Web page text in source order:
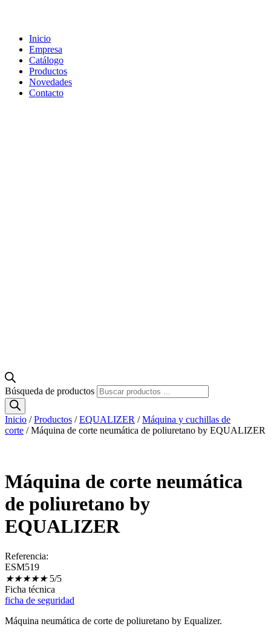
Inicio
Empresa
Catálogo
Productos
Novedades
Contacto
Búsqueda de productos
Inicio /Productos /EQUALIZER /Máquina y cuchillas de
corte / Máquina de corte neumática de poliuretano by EQUALIZER
Máquina de corte neumática
de poliuretano by
EQUALIZER
Referencia:
ESM519
★★★★★ 5/5
Ficha técnica
ficha de seguridad
Máquina neumática de corte de poliuretano by Equalizer.